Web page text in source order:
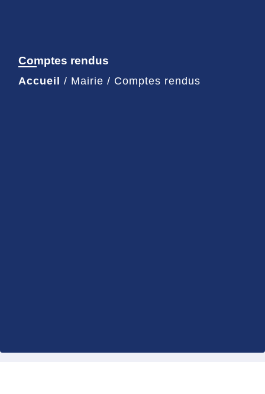
Comptes rendus
Accueil / Mairie / Comptes rendus